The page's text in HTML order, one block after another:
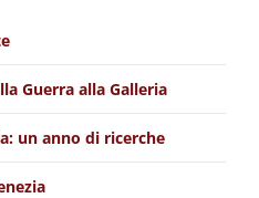
Guerra alla Galleria
un anno di ricerche